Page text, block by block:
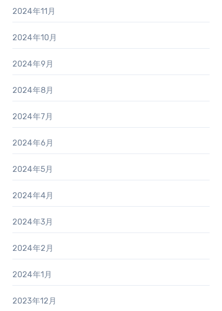
2024年11月
2024年10月
2024年9月
2024年8月
2024年7月
2024年6月
2024年5月
2024年4月
2024年3月
2024年2月
2024年1月
2023年12月